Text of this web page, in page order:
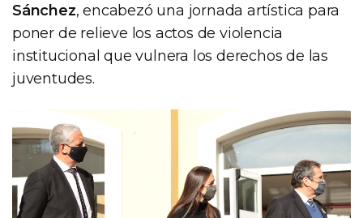
Sánchez, encabezó una jornada artística para
poner de relieve los actos de violencia
institucional que vulnera los derechos de las
juventudes.